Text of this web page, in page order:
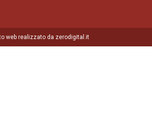
web realizzato da zerodigital.it